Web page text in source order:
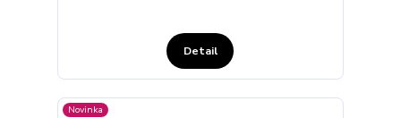
Detail
Novinka